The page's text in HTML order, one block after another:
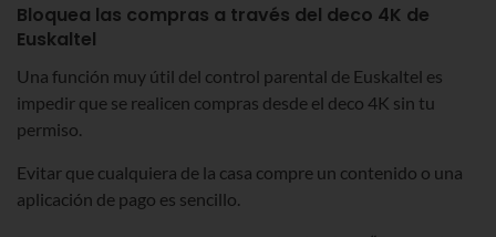
Bloquea las compras a través del deco 4K de
Euskaltel
Una función muy útil del control parental de Euskaltel es
impedir que se realicen compras desde el deco 4K sin tu
permiso.
Evitar que cualquiera de la casa compre un contenido o una
aplicación de pago es sencillo.